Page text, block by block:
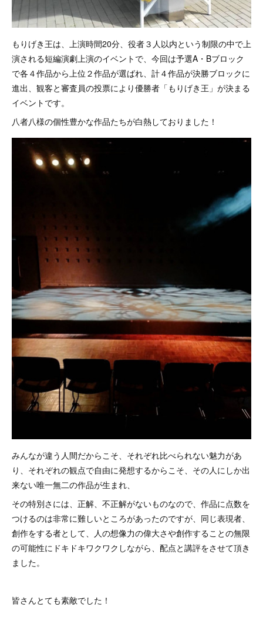
もりげき王は、上演時間20分、役者３人以内という制限の中で上
演される短編演劇上演のイベントで、今回は予選A・Bブロック
で各４作品から上位２作品が選ばれ、計４作品が決勝ブロックに
進出、観客と審査員の投票により優勝者「もりげき王」が決まる
イベントです。
八者八様の個性豊かな作品たちが白熱しておりました！
みんなが違う人間だからこそ、それぞれ比べられない魅力があ
り、それぞれの観点で自由に発想するからこそ、その人にしか出
来ない唯一無二の作品が生まれ、
その特別さには、正解、不正解がないものなので、作品に点数を
つけるのは非常に難しいところがあったのですが、同じ表現者、
創作をする者として、人の想像力の偉大さや創作することの無限
の可能性にドキドキワクワクしながら、配点と講評をさせて頂き
ました。
皆さんとても素敵でした！